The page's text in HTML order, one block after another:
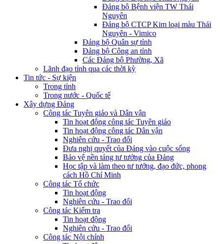
Đảng bộ Bệnh viện TW Thái
Nguyên
Đảng bộ CTCP Kim loại màu Thái
Nguyên - Vimico
Đảng bộ Quân sự tỉnh
Đảng bộ Công an tỉnh
Các Đảng bộ Phường, Xã
Lãnh đạo tỉnh qua các thời kỳ
Tin tức - Sự kiện
Trong tỉnh
Trong nước - Quốc tế
Xây dựng Đảng
Công tác Tuyên giáo và Dân vận
Tin hoạt động công tác Tuyên giáo
Tin hoạt động công tác Dân vận
Nghiên cứu - Trao đổi
Đưa nghị quyết của Đảng vào cuộc sống
Bảo vệ nền tảng tư tưởng của Đảng
Học tập và làm theo tư tưởng, đạo đức, phong
cách Hồ Chí Minh
Công tác Tổ chức
Tin hoạt động
Nghiên cứu - Trao đổi
Công tác Kiểm tra
Tin hoạt động
Nghiên cứu - Trao đổi
Công tác Nội chính